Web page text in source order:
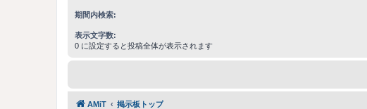
期間内検索:
表示文字数:
0 に設定すると投稿全体が表示されます
AMiT 掲示板トップ